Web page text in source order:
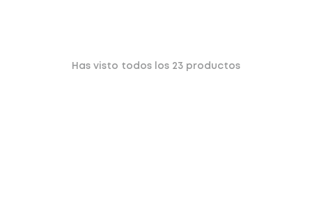
Has visto todos los 23 productos